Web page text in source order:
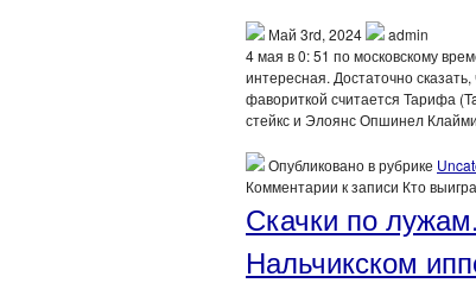
Май 3rd, 2024
admin
4 мая в 0: 51 по московскому
интересная. Достаточно
фавориткой считается Тарифа
стейкс и Элоянс Опшинел
Опубликовано в рубрике
Комментарии к записи Кто
Скачки по
Нальчикском